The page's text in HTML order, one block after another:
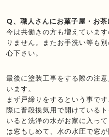
Q、職人さんにお菓子屋・お茶
今は共働きの方も増えていま
りません。またお手洗い等も
心下さい。
最後に塗装工事をする際の注
います。
まず戸締りをするという事で
際に普段換気用で開けている
いると洗浄の水がお家に入っ
は窓もしめて、水の水圧で窓